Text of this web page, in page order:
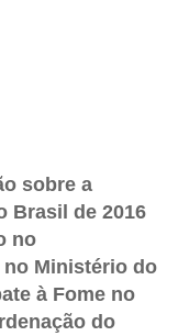
sobre a
Brasil de 2016
no
Ministério do
à Fome no
do